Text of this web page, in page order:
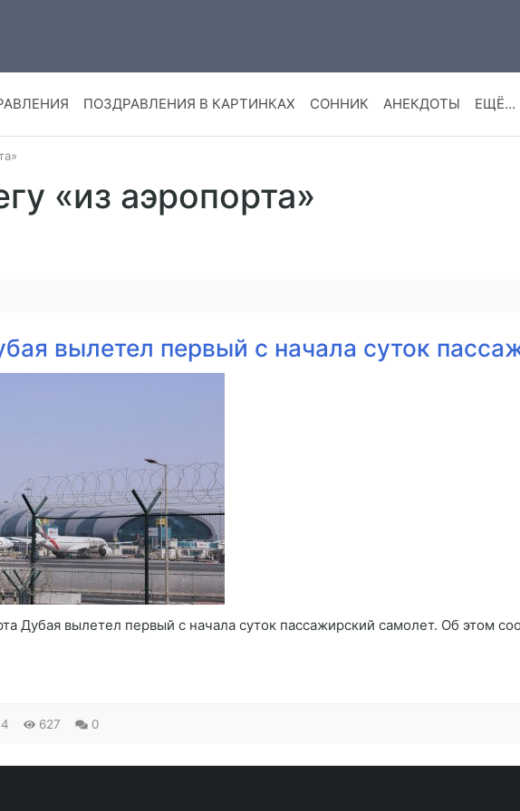
ПОЗДРАВЛЕНИЯ В КАРТИНКАХ СОННИК АНЕКДОТЫ ЕЩЁ…
«из аэропорта»
вылетел первый с начала суток
Дубая вылетел первый с начала суток пассажирский самолет. Об этом
627 0